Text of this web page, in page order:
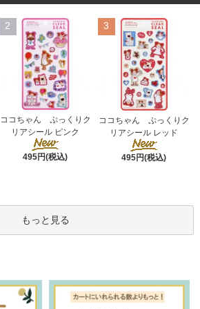
2
ココちゃん ぷっくりク
リアシール ピンク
495円(税込)
3
ココちゃん ぷっくりク
リアシール レッド
495円(税込)
もっと見る